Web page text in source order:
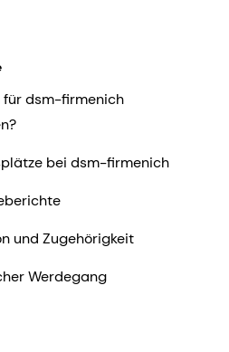
für dsm-firmenich
bei dsm-firmenich
und Zugehörigkeit
Werdegang